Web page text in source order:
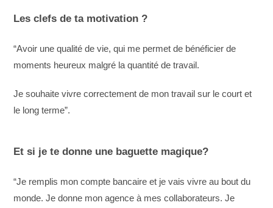
Les clefs de ta motivation ?
“Avoir une qualité de vie, qui me permet de bénéficier de
moments heureux malgré la quantité de travail.
Je souhaite vivre correctement de mon travail sur le court et
le long terme”.
Et si je te donne une baguette magique?
“Je remplis mon compte bancaire et je vais vivre au bout du
monde. Je donne mon agence à mes collaborateurs. Je